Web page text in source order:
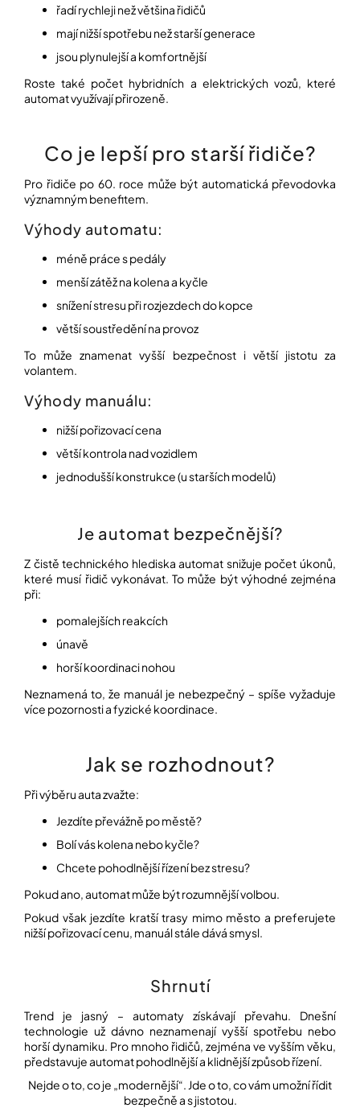
řadí rychleji než většina řidičů
mají nižší spotřebu než starší generace
jsou plynulejší a komfortnější
Roste také počet hybridních a elektrických vozů, které
automat využívají přirozeně.
Co je lepší pro starší řidiče?
Pro řidiče po 60. roce může být automatická převodovka
významným benefitem.
Výhody automatu:
méně práce s pedály
menší zátěž na kolena a kyčle
snížení stresu při rozjezdech do kopce
větší soustředění na provoz
To může znamenat vyšší bezpečnost i větší jistotu za
volantem.
Výhody manuálu:
nižší pořizovací cena
větší kontrola nad vozidlem
jednodušší konstrukce (u starších modelů)
Je automat bezpečnější?
Z čistě technického hlediska automat snižuje počet úkonů,
které musí řidič vykonávat. To může být výhodné zejména
při:
pomalejších reakcích
únavě
horší koordinaci nohou
Neznamená to, že manuál je nebezpečný – spíše vyžaduje
více pozornosti a fyzické koordinace.
Jak se rozhodnout?
Při výběru auta zvažte:
Jezdíte převážně po městě?
Bolí vás kolena nebo kyčle?
Chcete pohodlnější řízení bez stresu?
Pokud ano, automat může být rozumnější volbou.
Pokud však jezdíte kratší trasy mimo město a preferujete
nižší pořizovací cenu, manuál stále dává smysl.
Shrnutí
Trend je jasný – automaty získávají převahu. Dnešní
technologie už dávno neznamenají vyšší spotřebu nebo
horší dynamiku. Pro mnoho řidičů, zejména ve vyšším věku,
představuje automat pohodlnější a klidnější způsob řízení.
Nejde o to, co je „modernější“. Jde o to, co vám umožní řídit
bezpečně a s jistotou.